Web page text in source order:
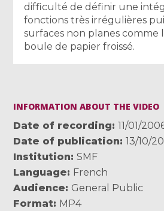
difficulté de définir une
fonctions très irrégulières
surfaces non planes comme
boule de papier froissé.
INFORMATION ABOUT THE VIDEO
Date of recording
11/01/
Date of publication
13/10/
Institution
SMF
Language
French
Audience
General Public
Format MP4